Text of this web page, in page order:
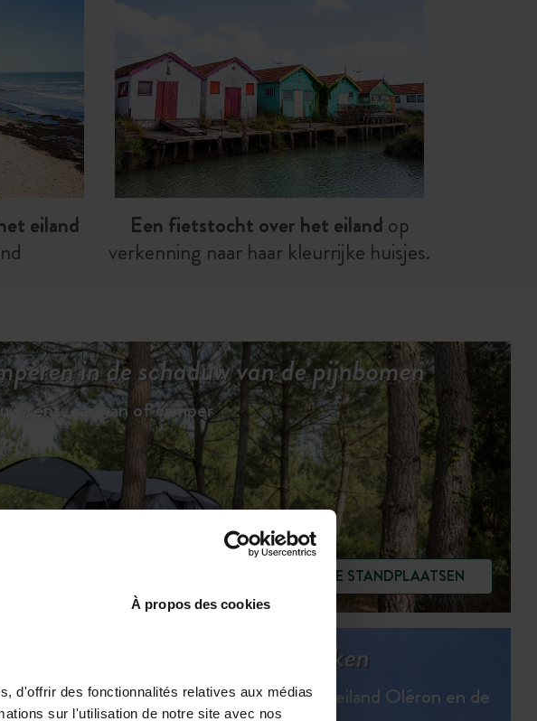
À propos des cookies
d'offrir des fonctionnalités relatives aux médias
sur l'utilisation de notre site avec nos
eiland
Een fietstocht over het eiland op
verkenning naar haar kleurrijke huisjes.
in de schaduw van de pijnbomen
tent, caravan of camper
BEKIJK DE STANDPLAATSEN
De regio ontdekken
De wonderen van het eiland Oléron en de